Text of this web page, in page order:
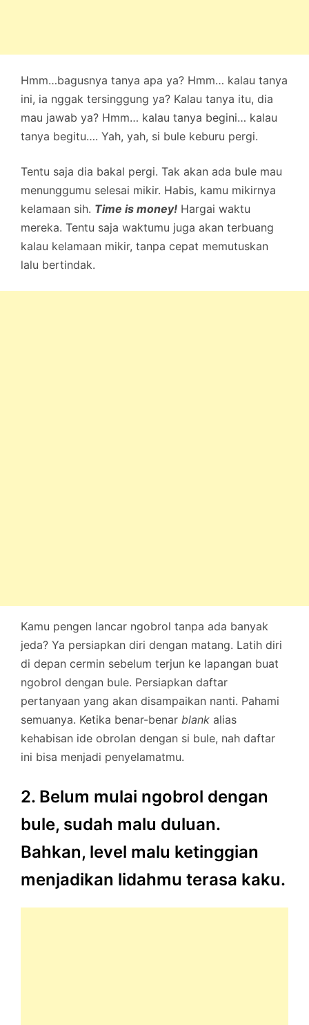
Hmm…bagusnya tanya apa ya? Hmm… kalau tanya
ini, ia nggak tersinggung ya? Kalau tanya itu, dia
mau jawab ya? Hmm… kalau tanya begini… kalau
tanya begitu…. Yah, yah, si bule keburu pergi.
Tentu saja dia bakal pergi. Tak akan ada bule mau
menunggumu selesai mikir. Habis, kamu mikirnya
kelamaan sih. Time is money! Hargai waktu
mereka. Tentu saja waktumu juga akan terbuang
kalau kelamaan mikir, tanpa cepat memutuskan
lalu bertindak.
Kamu pengen lancar ngobrol tanpa ada banyak
jeda? Ya persiapkan diri dengan matang. Latih diri
di depan cermin sebelum terjun ke lapangan buat
ngobrol dengan bule. Persiapkan daftar
pertanyaan yang akan disampaikan nanti. Pahami
semuanya. Ketika benar-benar blank alias
kehabisan ide obrolan dengan si bule, nah daftar
ini bisa menjadi penyelamatmu.
2. Belum mulai ngobrol dengan
bule, sudah malu duluan.
Bahkan, level malu ketinggian
menjadikan lidahmu terasa kaku.